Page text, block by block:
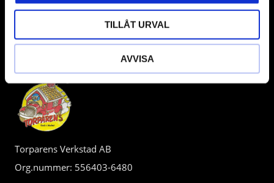
TILLÅT URVAL
AVVISA
Torparens Verkstad AB
Org.nummer: 556403-6480